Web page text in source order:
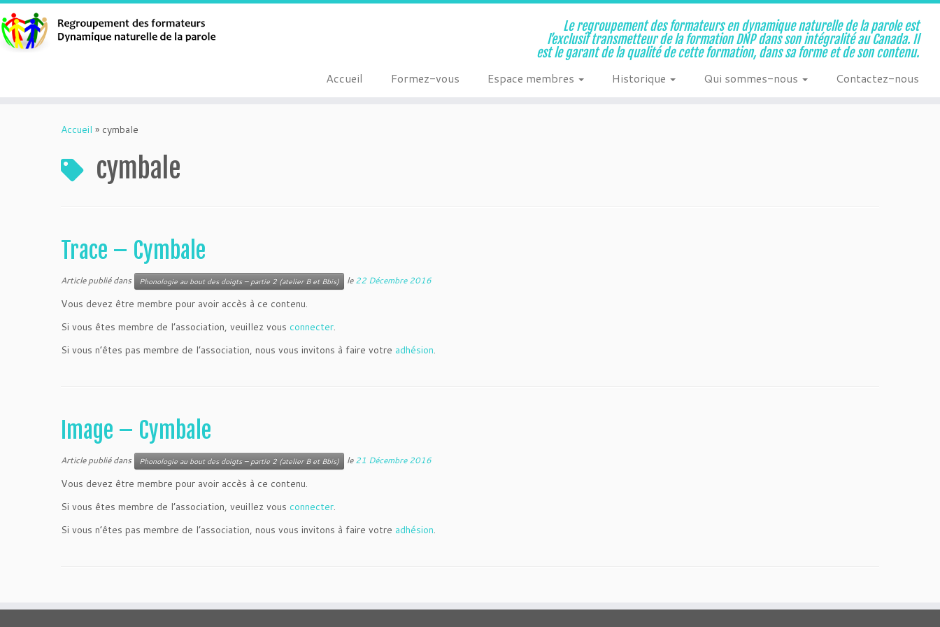
Le regroupement des formateurs en dynamique naturelle de la parole est
l’exclusif transmetteur de la formation DNP dans son intégralité au Canada. Il
est le garant de la qualité de cette formation, dans sa forme et de son contenu.
Accueil Formez-vous Espace membres Historique Qui sommes-nous Contactez-nous
Accueil » cymbale
cymbale
Trace – Cymbale
Article publié dans Phonologie au bout des doigts – partie 2 (atelier B et Bbis) le22 Décembre 2016
Vous devez être membre pour avoir accès à ce contenu.
Si vous êtes membre de l’association, veuillez vous connecter.
Si vous n’êtes pas membre de l’association, nous vous invitons à faire votre adhésion.
Image – Cymbale
Article publié dans Phonologie au bout des doigts – partie 2 (atelier B et Bbis) le21 Décembre 2016
Vous devez être membre pour avoir accès à ce contenu.
Si vous êtes membre de l’association, veuillez vous connecter.
Si vous n’êtes pas membre de l’association, nous vous invitons à faire votre adhésion.